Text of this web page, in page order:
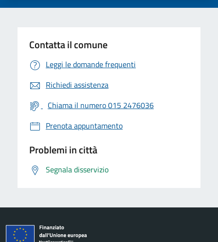
Contatta il comune
Leggi le domande frequenti
Richiedi assistenza
Chiama il numero 015 2476036
Prenota appuntamento
Problemi in città
Segnala disservizio